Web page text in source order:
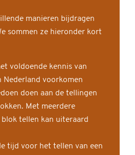
manieren bijdragen
sommen ze hieronder kort
voldoende kennis van
Nederland voorkomen
doen aan de tellingen
Met meerdere
blok tellen kan uiteraard
tijd voor het tellen van een